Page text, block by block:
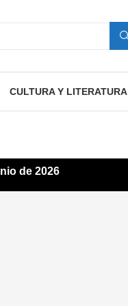
CULTURA Y LITERATURA
de 2026